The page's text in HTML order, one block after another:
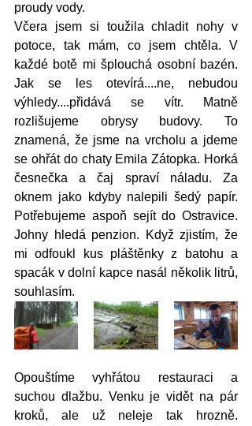
proudy vody.
Včera jsem si toužila chladit nohy v
potoce, tak mám, co jsem chtěla. V
každé botě mi šplouchá osobní bazén.
Jak se les otevírá....ne, nebudou
výhledy....přidává se vítr. Matně
rozlišujeme obrysy budovy. To
znamená, že jsme na vrcholu a jdeme
se ohřát do chaty Emila Zátopka. Horká
česnečka a čaj spraví náladu. Za
oknem jako kdyby nalepili šedý papír.
Potřebujeme aspoň sejít do Ostravice.
Johny hledá penzion. Když zjistím, že
mi odfoukl kus pláštěnky z batohu a
spacák v dolní kapce nasál několik litrů,
souhlasím.
Opouštíme vyhřátou restauraci a
suchou dlažbu. Venku je vidět na pár
kroků, ale už neleje tak hrozně.